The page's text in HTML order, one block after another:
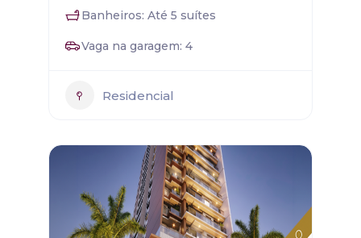
Banheiros: Até 5 suítes
Vaga na garagem: 4
Residencial